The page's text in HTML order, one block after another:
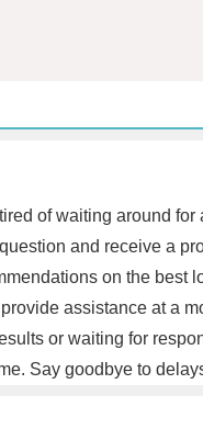
of waiting around
and receive a
on the best
assistance at a
or waiting for
Say goodbye to